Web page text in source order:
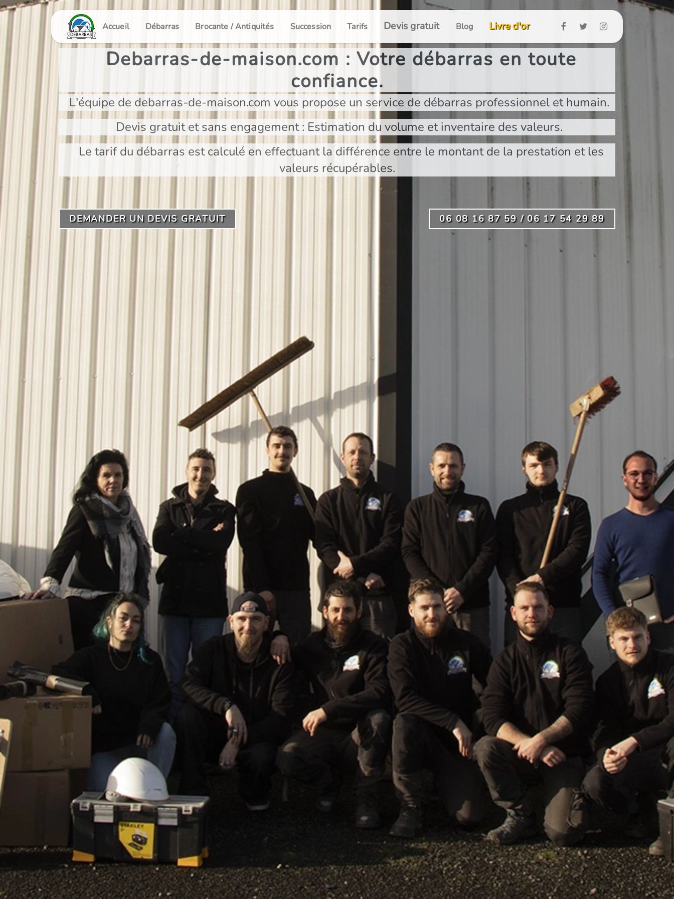
Accueil Débarras Brocante / Antiquités Succession Tarifs Devis gratuit Blog Livre d'or
Debarras-de-maison.com : Votre débarras en toute
confiance.
L'équipe de debarras-de-maison.com vous propose un service de débarras professionnel et humain.
Devis gratuit et sans engagement : Estimation du volume et inventaire des valeurs.
Le tarif du débarras est calculé en effectuant la différence entre le montant de la prestation et les
valeurs récupérables.
DEMANDER UN DEVIS GRATUIT 06 08 16 87 59 / 06 17 54 29 89
Panneau de gestion des cookies